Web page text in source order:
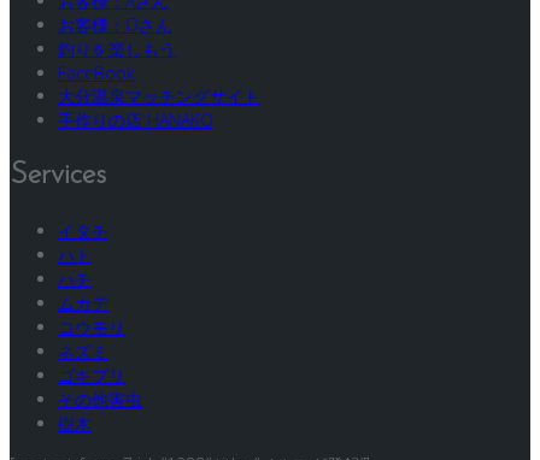
お客様：Oさん
釣りを楽しもう
FaceBook
大分温泉マッチングサイト
手作りの店 HANAKO
Services
イタチ
ハト
ハチ
ムカデ
コウモリ
ネズミ
ゴキブリ
その他害虫
樹木